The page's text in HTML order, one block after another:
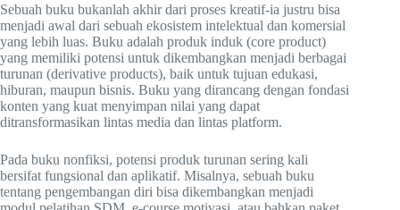
Sebuah buku bukanlah akhir dari proses kreatif-ia justru bisa
menjadi awal dari sebuah ekosistem intelektual dan komersial
yang lebih luas. Buku adalah produk induk (core product)
yang memiliki potensi untuk dikembangkan menjadi berbagai
turunan (derivative products), baik untuk tujuan edukasi,
hiburan, maupun bisnis. Buku yang dirancang dengan fondasi
konten yang kuat menyimpan nilai yang dapat
ditransformasikan lintas media dan lintas platform.
Pada buku nonfiksi, potensi produk turunan sering kali
bersifat fungsional dan aplikatif. Misalnya, sebuah buku
tentang pengembangan diri bisa dikembangkan menjadi